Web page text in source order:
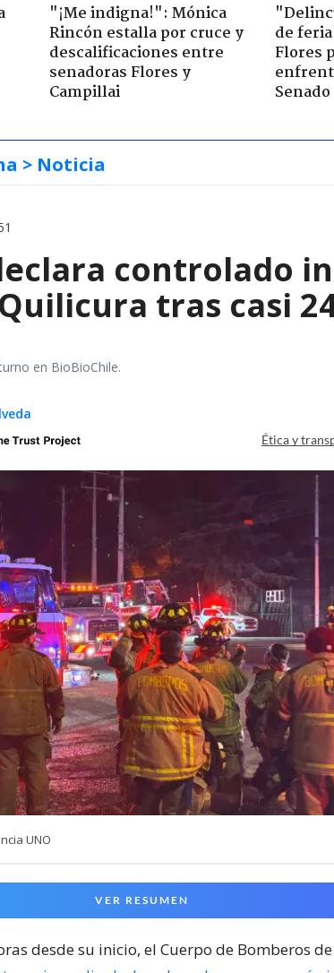
"¡Me indigna!": Mónica
Rincón estalla por cruce y
descalificaciones entre
senadoras Flores y
Campillai
de
Flores
Senado
> Noticia
controlado
tras casi
en BioBioChile.
Ética y
UNO
VER RESUMEN
desde su inicio, el Cuerpo de Bomberos